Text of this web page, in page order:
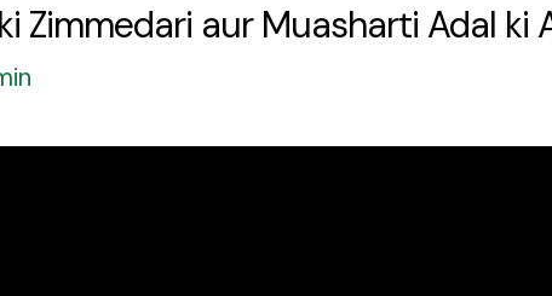
Zimmedari aur Muasharti Adal ki